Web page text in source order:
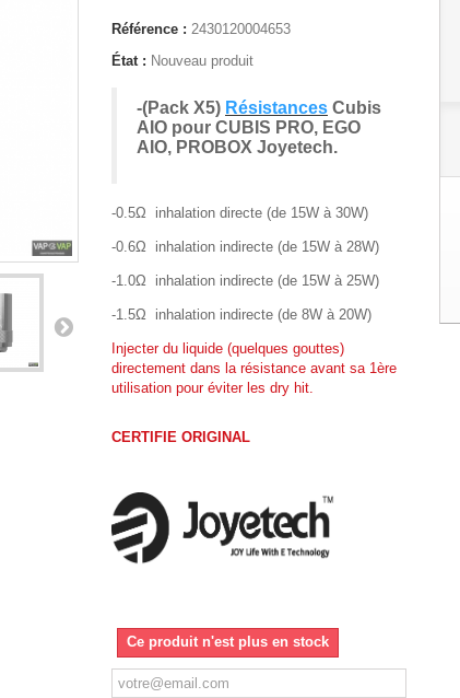
Référence : 2430120004653
État : Nouveau produit
-(Pack X5) Résistances Cubis
AIO pour CUBIS PRO, EGO
AIO, PROBOX Joyetech.
-0.5Ω inhalation directe (de 15W à 30W)
-0.6Ω inhalation indirecte (de 15W à 28W)
-1.0Ω inhalation indirecte (de 15W à 25W)
-1.5Ω inhalation indirecte (de 8W à 20W)
Injecter du liquide (quelques gouttes)
directement dans la résistance avant sa 1ère
utilisation pour éviter les dry hit.
CERTIFIE ORIGINAL
Ce produit n'est plus en stock